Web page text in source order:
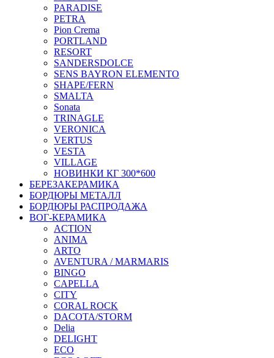
PARADISE
PETRA
Pion Crema
PORTLAND
RESORT
SANDERSDOLCE
SENS BAYRON ELEMENTO
SHAPE/FERN
SMALTA
Sonata
TRINAGLE
VERONICA
VERTUS
VESTA
VILLAGE
НОВИНКИ КГ 300*600
БЕРЕЗАКЕРАМИКА
БОРДЮРЫ МЕТАЛЛ
БОРДЮРЫ РАСПРОДАЖА
ВОГ-КЕРАМИКА
ACTION
ANIMA
ARTO
AVENTURA / MARMARIS
BINGO
CAPELLA
CITY
CORAL ROCK
DACOTA/STORM
Delia
DELIGHT
ECO